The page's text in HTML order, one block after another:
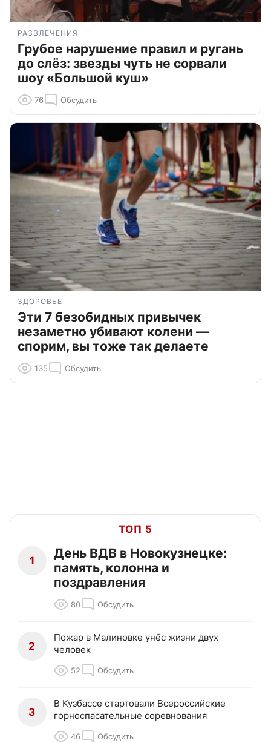
РАЗВЛЕЧЕНИЯ
Грубое нарушение правил и ругань
до слёз: звезды чуть не сорвали
шоу «Большой куш»
76 Обсудить
ЗДОРОВЬЕ
Эти 7 безобидных привычек
незаметно убивают колени —
спорим, вы тоже так делаете
135 Обсудить
ТОП 5
1
День ВДВ в Новокузнецке:
память, колонна и
поздравления
80 Обсудить
2
Пожар в Малиновке унёс жизни двух
человек
52 Обсудить
3
В Кузбассе стартовали Всероссийские
горноспасательные соревнования
46 Обсудить